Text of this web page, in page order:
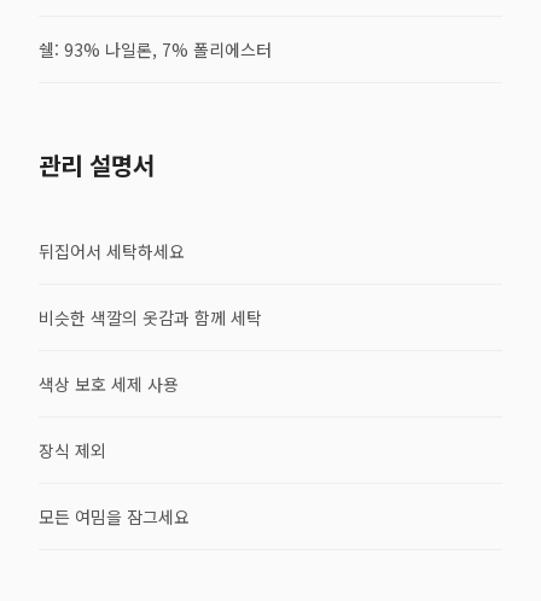
쉘: 93% 나일론, 7% 폴리에스터
관리 설명서
뒤집어서 세탁하세요
비슷한 색깔의 옷감과 함께 세탁
색상 보호 세제 사용
장식 제외
모든 여밈을 잠그세요